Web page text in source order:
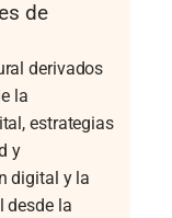
de
derivados
la
estrategias
y
digital y la
desde la